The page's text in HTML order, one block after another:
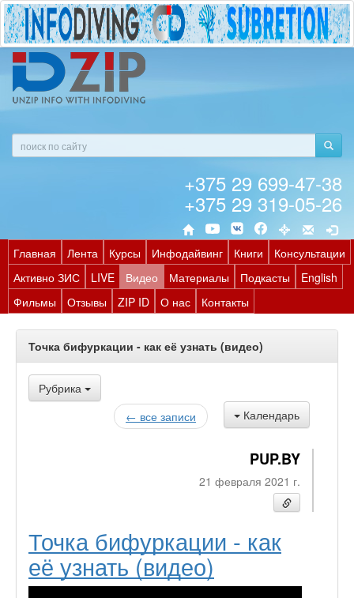
+375 29 699-47-38
+375 29 319-05-26
Главная Лента Курсы Инфодайвинг Книги
Консультации
Активно ЗИС
LIVE Видео Материалы Подкасты
English
Фильмы
Отзывы ZIP ID О нас Контакты
Точка бифуркации - как её узнать (видео)
Рубрика
Календарь
← все записи
PUP.BY
21 февраля 2021 г.
Точка бифуркации - как
её узнать (видео)